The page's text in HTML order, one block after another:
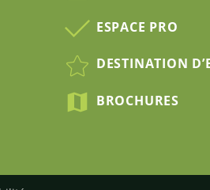
ESPACE PRO
DESTINATION
BROCHURES